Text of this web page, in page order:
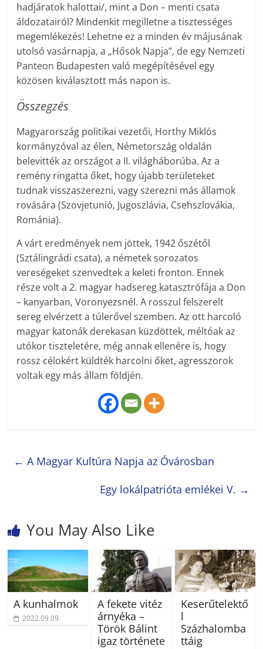
hadjáratok halottai/, mint a Don – menti csata
áldozatairól? Mindenkit megilletne a tisztességes
megemlékezés! Lehetne ez a minden év májusának
utolsó vasárnapja, a „Hősök Napja”, de egy Nemzeti
Panteon Budapesten való megépítésével egy
közösen kiválasztott más napon is.
Összegzés
Magyarország politikai vezetői, Horthy Miklós
kormányzóval az élen, Németország oldalán
belevitték az országot a II. világháborúba. Az a
remény ringatta őket, hogy újabb területeket
tudnak visszaszerezni, vagy szerezni más államok
rovására (Szovjetunió, Jugoszlávia, Csehszlovákia,
Románia).
A várt eredmények nem jöttek, 1942 őszétől
(Sztálingrádi csata), a németek sorozatos
vereségeket szenvedtek a keleti fronton. Ennek
része volt a 2. magyar hadsereg katasztrófája a Don
– kanyarban, Voronyezsnél. A rosszul felszerelt
sereg elvérzett a túlerővel szemben. Az ott harcoló
magyar katonák derekasan küzdöttek, méltóak az
utókor tiszteletére, még annak ellenére is, hogy
rossz célokért küldték harcolni őket, agresszorok
voltak egy más állam földjén.
← A Magyar Kultúra Napja az Óvárosban
Egy lokálpatrióta emlékei V. →
You May Also Like
A kunhalmok
2022.09.09.
A fekete vitéz
árnyéka –
Török Bálint
igaz története
Keserűtelektő
l
Százhalomba
ttáig